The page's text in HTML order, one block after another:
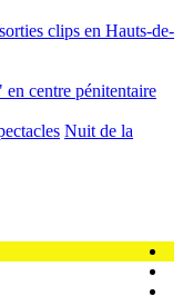
clips en Hauts-de-
centre pénitentaire
Nuit de la